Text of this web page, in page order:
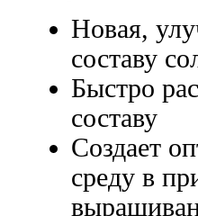
Новая,
составу
Быстро
составу
Создает
среду в